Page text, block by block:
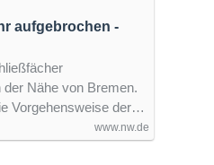
aufgebrochen -
Nähe von Bremen.
Vorgehensweise der…
www.nw.de